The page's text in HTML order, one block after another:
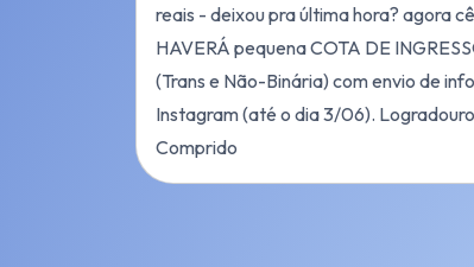
reais - deixou pra última hora? agora
⁠HAVERÁ pequena COTA DE
(Trans e Não-Binária) com envio de
Instagram (até o dia 3/06).
Comprido